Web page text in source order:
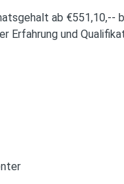
ab €551,10,--
Erfahrung und